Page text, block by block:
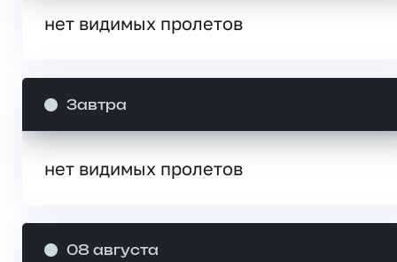
нет видимых пролетов
Завтра
нет видимых пролетов
08 августа